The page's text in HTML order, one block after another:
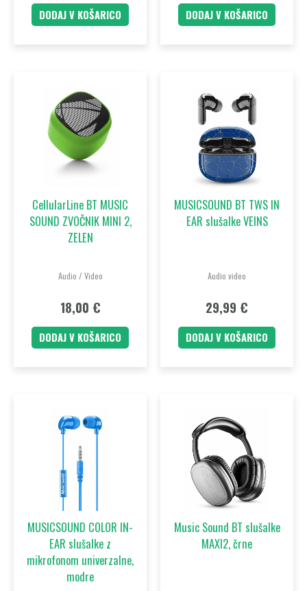
DODAJ V KOŠARICO DODAJ V KOŠARICO
CellularLine BT MUSIC
SOUND ZVOČNIK MINI 2,
ZELEN
Audio / Video
18,00 €
DODAJ V KOŠARICO
MUSICSOUND BT TWS IN
EAR slušalke VEINS
Audio video
29,99 €
DODAJ V KOŠARICO
MUSICSOUND COLOR IN-
EAR slušalke z
mikrofonom univerzalne,
modre
Music Sound BT slušalke
MAXI2, črne